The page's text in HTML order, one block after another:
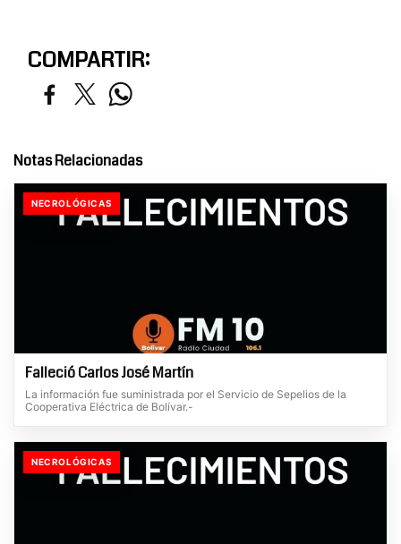
COMPARTIR:
Notas Relacionadas
NECROLÓGICAS
Falleció Carlos José Martín
La información fue suministrada por el Servicio de Sepelios de la
Cooperativa Eléctrica de Bolívar.-
NECROLÓGICAS